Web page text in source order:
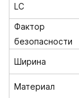
LC
Фактор
безопасности
Ширина
Материал